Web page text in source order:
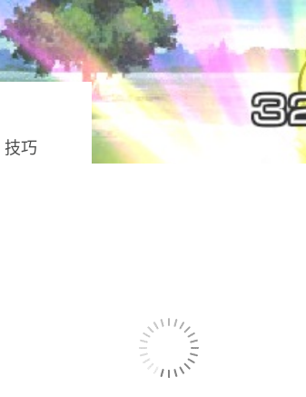
技巧